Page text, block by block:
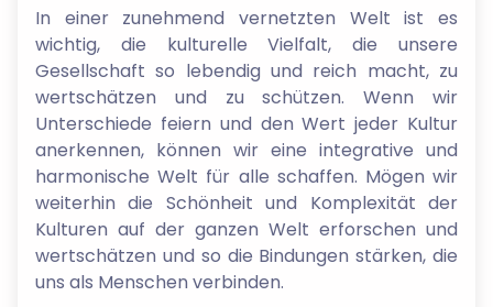
In einer zunehmend vernetzten Welt ist es
wichtig, die kulturelle Vielfalt, die unsere
Gesellschaft so lebendig und reich macht, zu
wertschätzen und zu schützen. Wenn wir
Unterschiede feiern und den Wert jeder Kultur
anerkennen, können wir eine integrative und
harmonische Welt für alle schaffen. Mögen wir
weiterhin die Schönheit und Komplexität der
Kulturen auf der ganzen Welt erforschen und
wertschätzen und so die Bindungen stärken, die
uns als Menschen verbinden.